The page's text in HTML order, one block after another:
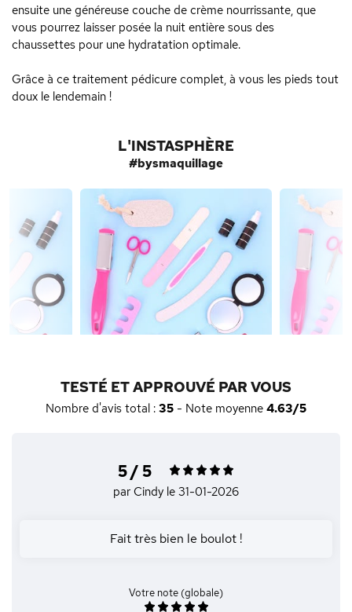
ensuite une généreuse couche de crème nourrissante, que
vous pourrez laisser posée la nuit entière sous des
chaussettes pour une hydratation optimale.
Grâce à ce traitement pédicure complet, à vous les pieds tout
doux le lendemain !
L'INSTASPHÈRE
#bysmaquillage
TESTÉ ET APPROUVÉ PAR VOUS
Nombre d'avis total : 35 - Note moyenne 4.63/5
5 / 5
par Cindy le 31-01-2026
Fait très bien le boulot !
Votre note (globale)